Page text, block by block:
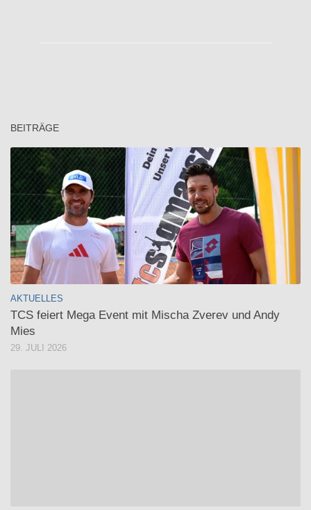
BEITRÄGE
AKTUELLES
TCS feiert Mega Event mit Mischa Zverev und Andy
Mies
29. JULI 2026